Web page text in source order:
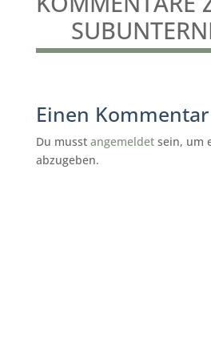
Einen
Du musst angemeldetsein, um
abzugeben.